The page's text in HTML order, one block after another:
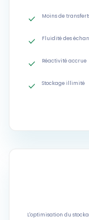
Moins de
Fluidité des
Réactivité accrue
Stockage illimité
L'optimisation du